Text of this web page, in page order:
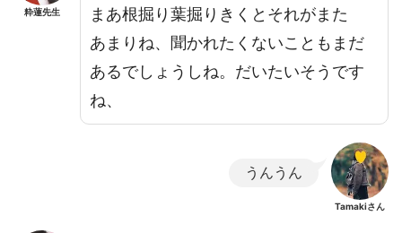
粋蓮先生
まあ根掘り葉掘りきくとそれがまた
あまりね、聞かれたくないこともまだ
あるでしょうしね。だいたいそうです
ね、
うんうん
Tamakiさん